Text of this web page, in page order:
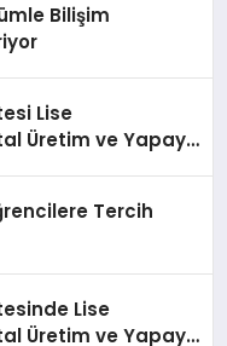
Bilişim
Lise
Üretim ve Yapay
Tercih
Lise
Üretim ve Yapay